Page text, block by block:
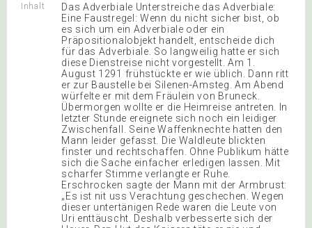
Inhalt
Das Adverbiale Unterstreiche das Adverbiale:
Eine Faustregel: Wenn du nicht sicher bist, ob
es sich um ein Adverbiale oder ein
Präpositionalobjekt handelt, entscheide dich
für das Adverbiale. So langweilig hatte er sich
diese Dienstreise nicht vorgestellt. Am 1.
August 1291 frühstückte er wie üblich. Dann ritt
er zur Baustelle bei Silenen-Amsteg. Am Abend
würfelte er mit dem Fräulein von Bruneck.
Übermorgen wollte er die Heimreise antreten. In
letzter Stunde ereignete sich noch ein leidiger
Zwischenfall. Seine Waffenknechte hatten den
Mann leider gefasst. Die Waldleute blickten
finster und rechtschaffen. Ohne Publikum hätte
sich die Sache einfacher erledigen lassen. Mit
scharfer Stimme verlangte er Ruhe.
Erschrocken sagte der Mann mit der Armbrust:
„Es ist nit uss Verachtung geschechen. Wegen
dieser untertänigen Rede waren die Leute von
Uri enttäuscht. Deshalb verbesserte sich der